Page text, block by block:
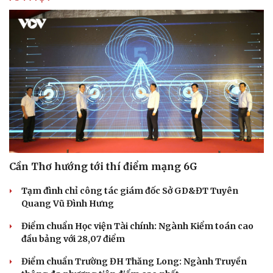
Cần Thơ hướng tới thí điểm mạng 6G
Tạm đình chỉ công tác giám đốc Sở GD&ĐT Tuyên
Quang Vũ Đình Hưng
Điểm chuẩn Học viện Tài chính: Ngành Kiểm toán cao
đầu bảng với 28,07 điểm
Điểm chuẩn Trường ĐH Thăng Long: Ngành Truyền